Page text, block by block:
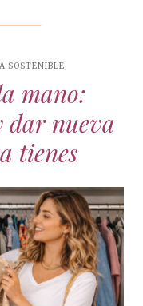
SOSTENIBLE
mano:
dar nueva
tienes